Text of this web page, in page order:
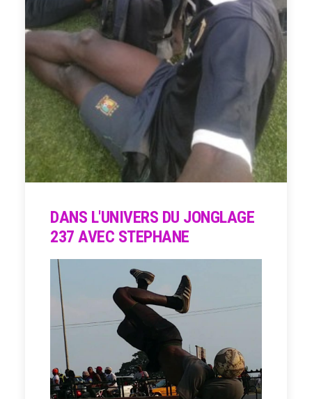
le regardant on savait tout de suite que c'était
un "Lion".Qui n'aimerait pas s'approcher d'un
tel animal? Et les fans ne se sont pas fait
prier pour faire des Selfies.
DANS L'UNIVERS DU JONGLAGE
237 AVEC STEPHANE